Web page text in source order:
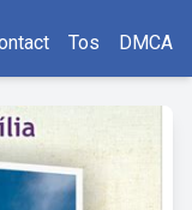
Tos DMCA